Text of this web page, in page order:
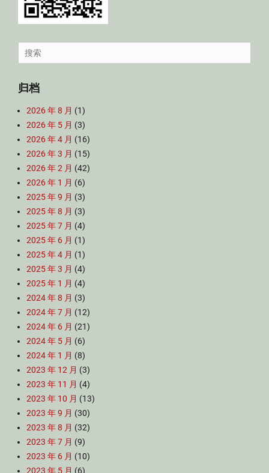
Search
for:
归档
2026 年 8 月 (1)
2026 年 5 月 (3)
2026 年 4 月 (16)
2026 年 3 月 (15)
2026 年 2 月 (42)
2026 年 1 月 (6)
2025 年 9 月 (3)
2025 年 8 月 (3)
2025 年 7 月 (4)
2025 年 6 月 (1)
2025 年 4 月 (1)
2025 年 3 月 (4)
2025 年 1 月 (4)
2024 年 8 月 (3)
2024 年 7 月 (12)
2024 年 6 月 (21)
2024 年 5 月 (6)
2024 年 1 月 (8)
2023 年 12 月 (3)
2023 年 11 月 (4)
2023 年 10 月 (13)
2023 年 9 月 (30)
2023 年 8 月 (32)
2023 年 7 月 (9)
2023 年 6 月 (10)
2023 年 5 月 (6)